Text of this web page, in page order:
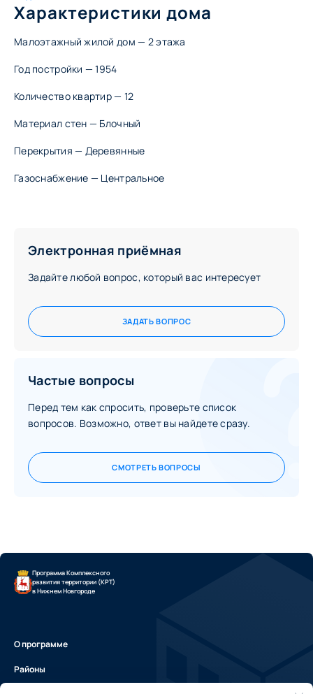
ул. Героя Самочкина 19—25
ул. Героя Самочкина, 20—28
ул. Героя Самочкина, 22а—28а
ул. Премудрова 17—33
ул. Снежная 13—17
ул. Снежная, 17а
ул. Энтузиастов, 5—9
ПОДРОБНЕЕ О КВАРТАЛЕ
Характеристики дома
Малоэтажный жилой дом — ​2 этажа
Год постройки — 1954
Количество квартир — 12
Материал стен — Блочный
Перекрытия — Деревянные
Газоснабжение — Центральное
Электронная приёмная
Задайте любой вопрос, который вас интересует
ЗАДАТЬ ВОПРОС
Частые вопросы
Перед тем как спросить, проверьте список
вопросов. Возможно, ответ вы найдете сразу.
СМОТРЕТЬ ВОПРОСЫ
Программа Комплексного
развития территории (КРТ)
в Нижнем Новгороде
О программе
Районы